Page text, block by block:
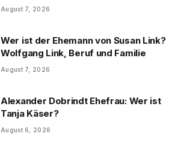
August 7, 2026
Wer ist der Ehemann von Susan Link?
Wolfgang Link, Beruf und Familie
August 7, 2026
Alexander Dobrindt Ehefrau: Wer ist
Tanja Käser?
August 6, 2026